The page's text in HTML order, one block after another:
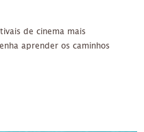
de cinema mais
aprender os caminhos